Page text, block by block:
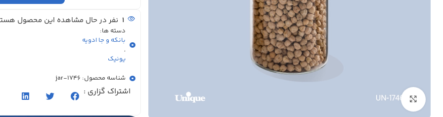
بزرگنمایی تصویر
1 نفر در حال مشاهده این محصول
دسته ها:
بانکه و جا ادویه
,
یونیک
شناسه محصول: jar-1746
اشتراک گزاری :